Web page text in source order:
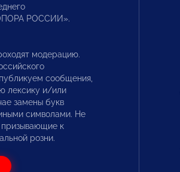
РОССИИ».
модерацию.
сообщения,
лексику и/или
замены букв
символами. Не
к
розни.